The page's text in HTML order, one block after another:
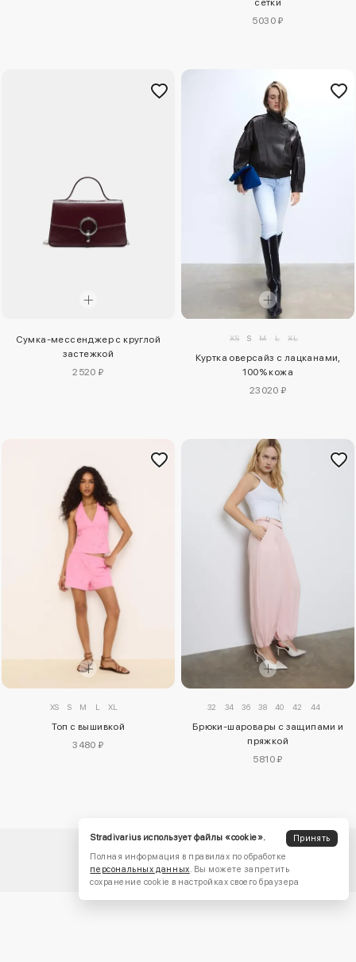
сетки
5030 ₽
Сумка-мессенджер с круглой
застежкой
2520 ₽
XS S M L XL
Куртка оверсайз с лацканами,
100% кожа
23020 ₽
XS S M L XL
Топ с вышивкой
3480 ₽
32 34 36 38 40 42 44
Брюки-шаровары с защипами и
пряжкой
5810 ₽
Stradivarius использует файлы «cookie».
Принять
Полная информация в правилах по обработке
персональных данных . Вы можете запретить
сохранение cookie в настройках своего браузера